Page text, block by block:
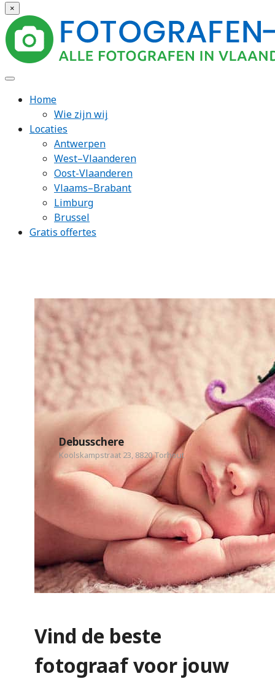
×
Home
Wie zijn wij
Locaties
Antwerpen
West–Vlaanderen
Oost-Vlaanderen
Vlaams–Brabant
Limburg
Brussel
Gratis offertes
Debusschere
Koolskampstraat 23, 8820 Torhout
Vind de beste
fotograaf voor jouw